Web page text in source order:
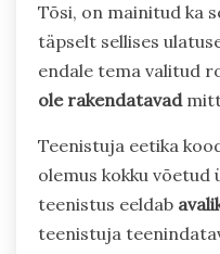
Tõsi, on mainitud ka
täpselt sellises
endale tema valitud
ole rakendatavad
Teenistuja eetika
olemus kokku võetud
teenistus eeldab
teenistuja